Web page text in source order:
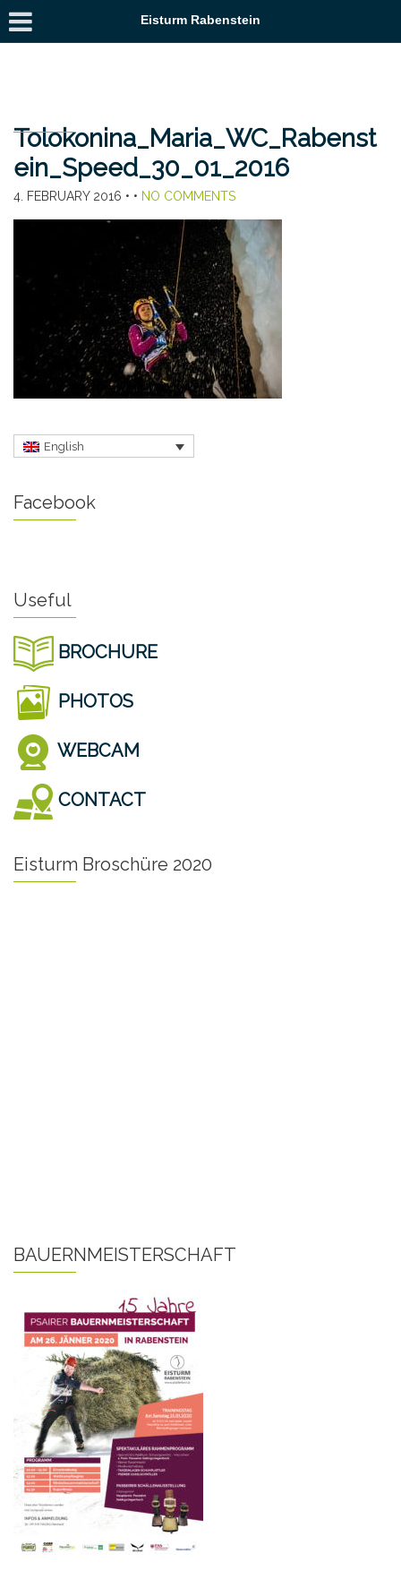
Eisturm Rabenstein
Tolokonina_Maria_WC_Rabenst
ein_Speed_30_01_2016
4. FEBRUARY 2016 • • NO COMMENTS
English
Facebook
Useful
BROCHURE
PHOTOS
WEBCAM
CONTACT
Eisturm Broschüre 2020
BAUERNMEISTERSCHAFT